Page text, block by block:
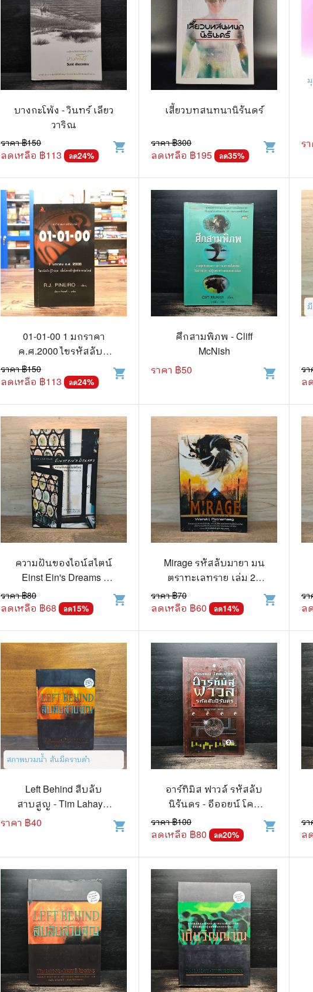
บางกะโพ้ง - วินทร์ เลียว
วาริณ
ราคา ฿150
ลดเหลือ ฿113 ลด24%
shopping_cart
เสี้ยวบทสนทนานิรันดร์
ราคา ฿300
ลดเหลือ ฿195 ลด35%
shopping_cart
ร
01-01-00 1 มกราคา
ค.ศ.2000 ไขรหัสลับกู้
วิกฤต เมื่อโลกเข้าสู่
สหัสวรรษใหม่ - R.J.
ราคา ฿150
ลดเหลือ ฿113 ลด24%
shopping_cart
ศึกสามพิภพ - Cliff
McNish
ราคา ฿50 shopping_cart รา
ล
ความฝันของไอน์สไตน์
Einst Ein's Dreams -
Einst Ein's Dreams
ราคา ฿80
ลดเหลือ ฿68 ลด15%
shopping_cart
Mirage รหัสลับมายา มน
ตราทะเลทราย เล่ม 2 -
Warakij Petnamaeg
ราคา ฿70
ลดเหลือ ฿60 ลด14%
shopping_cart รา
ล
สภาพบวมน้ำ สันมีคราบดำ
Left Behind สืบลับ
สาบสูญ - Tim Lahaye,
Jerry B. Jennkins
ราคา ฿40 shopping_cart
อาร์ทิมิส ฟาวล์ รหัสลับ
นิรันดร - อีออยน์ โคล
ราคา ฿100
ลดเหลือ ฿80 ลด20%
shopping_cart รา
ล
🏳️‍🌈 สนพ.หมึกจีน
🟩 สนพ.บงกช
☀️ สนพ.วิบูลย์กิจ
🟦 สนพ.เนชั่น
⭕ สนพ.สยามอินเตอร์
🔴 สนพ.บูรพัฒน์
🔲 สนพ.Zenshu
💜 สนพ.Bly
การ์ตูนรายเดือน รายสัปดาห์
การ์ตูนแก๊ก
หนังสือการ์ตูนภาษาญี่ปุ่น
กล่อง BOXSET การ์ตูน
หนังสือการ์ตูน
🐲 หนังสือเด็ก
🪐 ความรู้สำหรับเด็ก
🐲 นิทาน